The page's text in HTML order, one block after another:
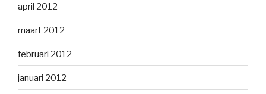
april 2012
maart 2012
februari 2012
januari 2012